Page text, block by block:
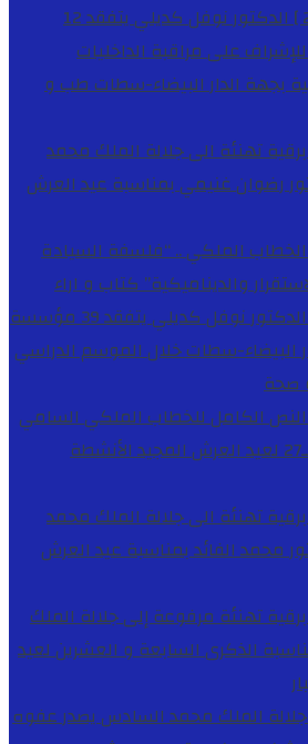
الدكتور نوفل كديلي يتفقد 12
على مراقبة الداخليات
بجهة الدار البيضاء-سطاتطب و
برقية تهنئة الى جلالة الملك محمد
رضوان غنيمي بمناسبة عيد العرش
الخطاب الملكي .. “فلسفة السيادة
والديناميكية”كتاب و اراء
الدكتور نوفل كديلي يتفقد 39 مؤسسة
البيضاء-سطات خلال الموسم الدراسي
صحة
النص الكامل للخطاب الملكي السامي
الأنشطة
برقية تهنئة الى جلالة الملك محمد
محمد الفائد بمناسبة عيد العرش
برقية تهنئة مرفوعة إلى جلالة الملك
الذكرى السابعة و العشرين لعيد
جلالة الملك محمد السادس يصدر عفوه